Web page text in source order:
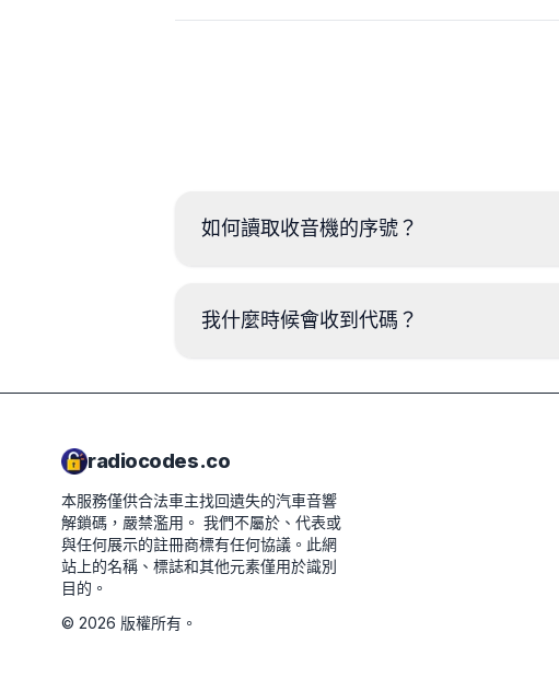
如何讀取收音機的序號？
我什麼時候會收到代碼？
radiocodes.co
本服務僅供合法車主找回遺失的汽車音響
解鎖碼，嚴禁濫用。 我們不屬於、代表或
與任何展示的註冊商標有任何協議。此網
站上的名稱、標誌和其他元素僅用於識別
目的。
© 2026 版權所有。